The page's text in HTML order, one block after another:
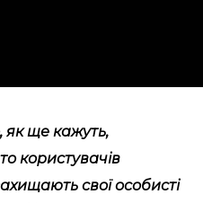
ще кажуть,
користувачів
свої особисті